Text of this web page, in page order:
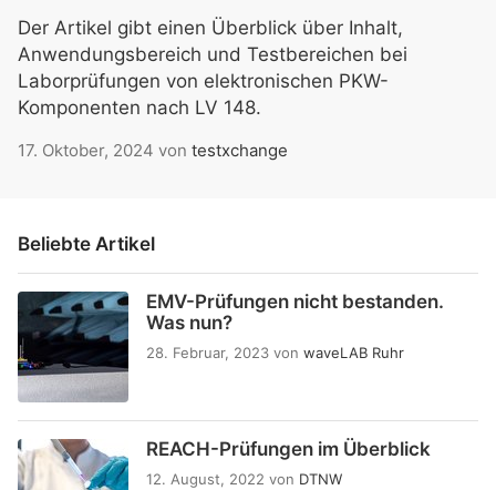
Der Artikel gibt einen Überblick über Inhalt,
Anwendungsbereich und Testbereichen bei
Laborprüfungen von elektronischen PKW-
Komponenten nach LV 148.
17. Oktober, 2024 von testxchange
Beliebte Artikel
EMV-Prüfungen nicht bestanden.
Was nun?
28. Februar, 2023 von waveLAB Ruhr
REACH-Prüfungen im Überblick
12. August, 2022 von DTNW